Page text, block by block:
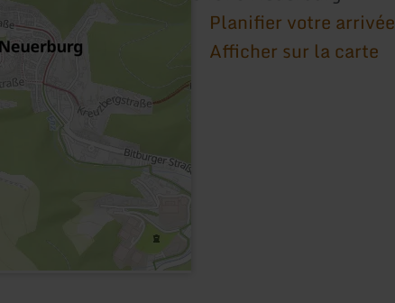
Planifier votre arrivée
Afficher sur la carte